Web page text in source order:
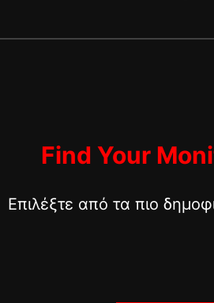
Find Your
Επιλέξτε από τα πιο